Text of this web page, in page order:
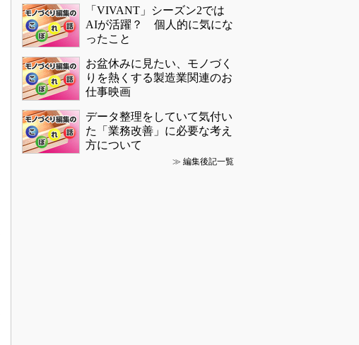
「VIVANT」シーズン2では
AIが活躍？ 個人的に気にな
ったこと
お盆休みに見たい、モノづく
りを熱くする製造業関連のお
仕事映画
データ整理をしていて気付い
た「業務改善」に必要な考え
方について
≫ 編集後記一覧